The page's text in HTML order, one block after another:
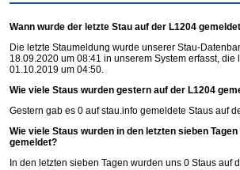
Wann wurde der letzte Stau auf der L1204
Die letzte Staumeldung wurde unserer Stau-
18.09.2020 um 08:41 in unserem System erfasst, die
01.10.2019 um 04:50.
Wie viele Staus wurden gestern auf der L1204
Gestern gab es 0 aufstau.info gemeldete Staus auf
Wie viele Staus wurden in den letzten sieben
gemeldet?
In den letzten sieben Tagen wurden uns 0 Staus auf